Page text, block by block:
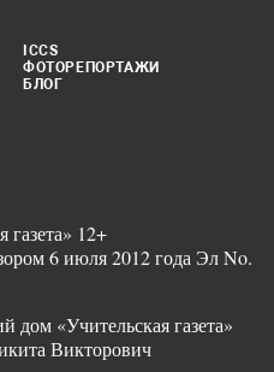
ICCS
ФОТОРЕПОРТАЖИ
БЛОГ
газета» 12+
6 июля 2012 года Эл No.
дом «Учительская газета»
Викторович